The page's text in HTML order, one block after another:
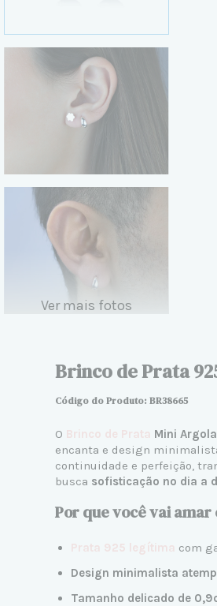
Ver mais fotos
Brinco de Prata
Código do Produto: BR38665
O Mini
encanta e design
continuidade e perfeição,
busca sofisticação no dia a
Por que você vai amar
com
Design minimalista
Tamanho delicado de